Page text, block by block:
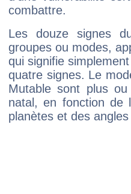
combattre.
Les douze signes
groupes ou modes,
qui signifie
quatre signes. Le
Mutable sont plus
natal, en fonction de
planètes et des